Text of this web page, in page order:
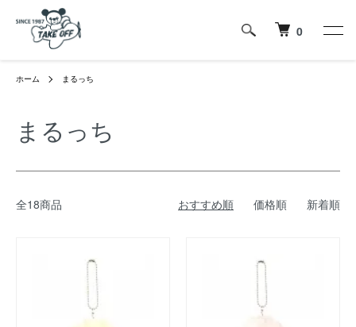
0
ホーム まるっち
まるっち
全18商品 おすすめ順 価格順 新着順